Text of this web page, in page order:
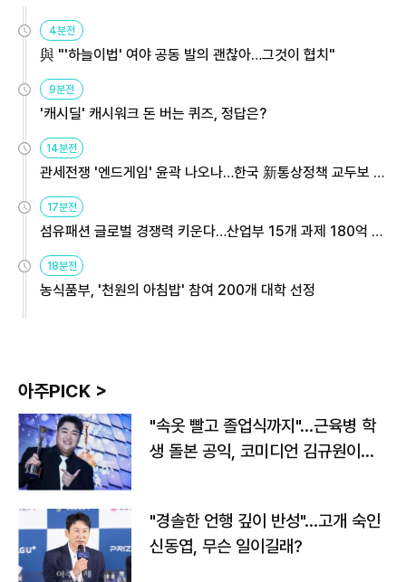
4분전
與 "'하늘이법' 여야 공동 발의 괜찮아…그것이 협치"
9분전
'캐시딜' 캐시워크 돈 버는 퀴즈, 정답은?
14분전
관세전쟁 '엔드게임' 윤곽 나오나…한국 新통상정책 교두보 활
17분전
섬유패션 글로벌 경쟁력 키운다…산업부 15개 과제 180억 지
18분전
농식품부, '천원의 아침밥' 참여 200개 대학 선정
아주PICK >
"속옷 빨고 졸업식까지"…근육병 학
생 돌본 공익, 코미디언 김규원이었
"경솔한 언행 깊이 반성"…고개 숙인
신동엽, 무슨 일이길래?